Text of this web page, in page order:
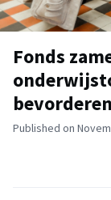
Fonds
Published on